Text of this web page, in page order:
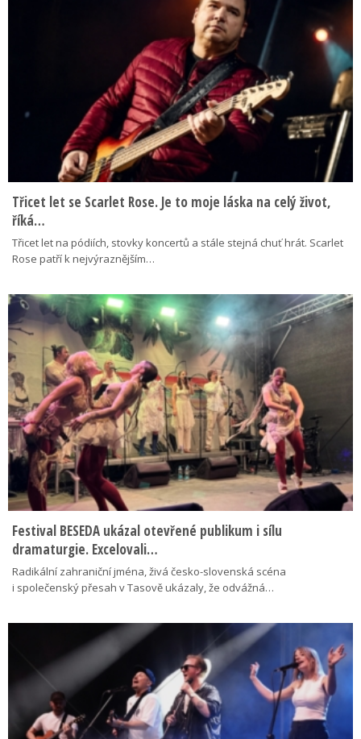
Třicet let se Scarlet Rose. Je to moje láska na celý život,
říká…
Třicet let na pódiích, stovky koncertů a stále stejná chuť hrát. Scarlet
Rose patří k nejvýraznějším…
Festival BESEDA ukázal otevřené publikum i sílu
dramaturgie. Excelovali…
Radikální zahraniční jména, živá česko-slovenská scéna
i společenský přesah v Tasově ukázaly, že odvážná…